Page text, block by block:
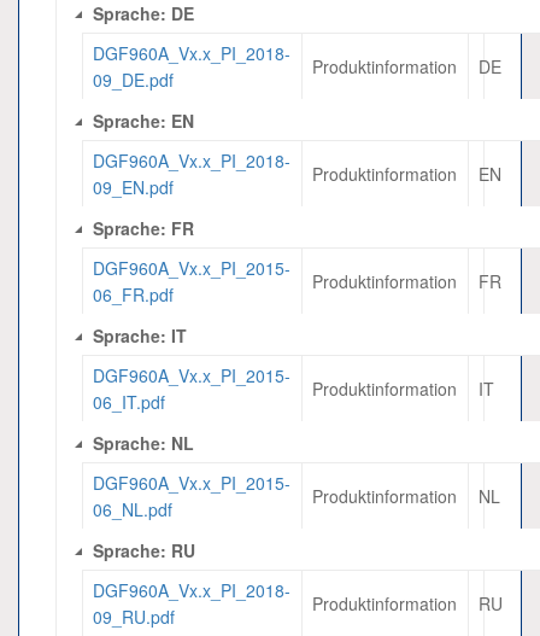
Sprache: DE
DGF960A_Vx.x_PI_2018-
09_DE.pdf
Produktinformation DE
Sprache: EN
DGF960A_Vx.x_PI_2018-
09_EN.pdf
Produktinformation EN
Sprache: FR
DGF960A_Vx.x_PI_2015-
06_FR.pdf
Produktinformation FR
Sprache: IT
DGF960A_Vx.x_PI_2015-
06_IT.pdf
Produktinformation IT
Sprache: NL
DGF960A_Vx.x_PI_2015-
06_NL.pdf
Produktinformation NL
Sprache: RU
DGF960A_Vx.x_PI_2018-
09_RU.pdf
Produktinformation
RU